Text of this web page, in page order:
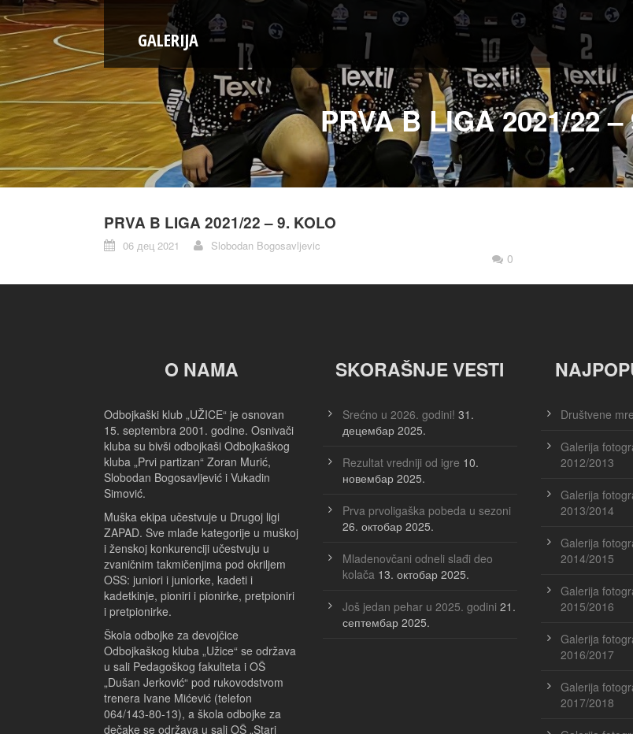
GALERIJA
PRVA B LIGA 2021/22 –
PRVA B LIGA 2021/22 – 9. KOLO
06 дец 2021 Slobodan Bogosavljevic
0
O NAMA
Odbojkaški klub „UŽICE“ je osnovan
15. septembra 2001. godine. Osnivači
kluba su bivši odbojkaši Odbojkaškog
kluba „Prvi partizan“ Zoran Murić,
Slobodan Bogosavljević i Vukadin
Simović.
Muška ekipa učestvuje u Drugoj ligi
ZAPAD. Sve mlađe kategorije u muškoj
i ženskoj konkurenciji učestvuju u
zvaničnim takmičenjima pod okriljem
OSS: juniori i juniorke, kadeti i
kadetkinje, pioniri i pionirke, pretpioniri
i pretpionirke.
Škola odbojke za devojčice
Odbojkaškog kluba „Užice“ se održava
u sali Pedagoškog fakulteta i OŠ
„Dušan Jerković“ pod rukovodstvom
trenera Ivane Mićević (telefon
064/143-80-13), a škola odbojke za
dečake se održava u sali OŠ „Stari
SKORAŠNJE VESTI
Srećno u 2026. godini! 31.
децембар 2025.
Rezultat vredniji od igre 10.
новембар 2025.
Prva prvoligaška pobeda u sezoni
26. октобар 2025.
Mladenovčani odneli slađi deo
kolača 13. октобар 2025.
Još jedan pehar u 2025. godini 21.
септембар 2025.
Društvene
Galerija
2012/2013
Galerija
2013/2014
Galerija
2014/2015
Galerija
2015/2016
Galerija
2016/2017
Galerija
2017/2018